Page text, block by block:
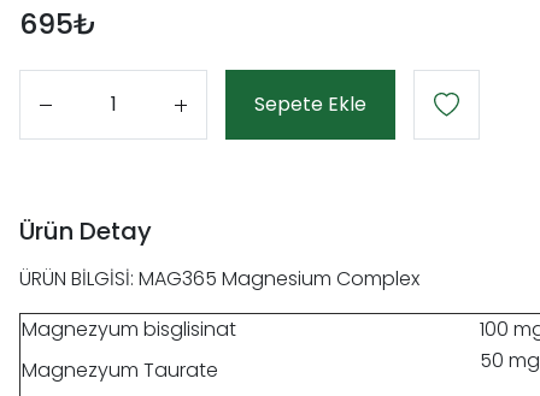
695₺
Sepete Ekle
Ürün Detay
ÜRÜN BİLGİSİ: MAG365 Magnesium Complex
Magnezyum bisglisinat
100
Magnezyum Taurate
50 mg